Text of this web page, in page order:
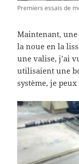
Premiers essais de
Maintenant,
la noue en la
une valise, j’ai
utilisaient une
système, je